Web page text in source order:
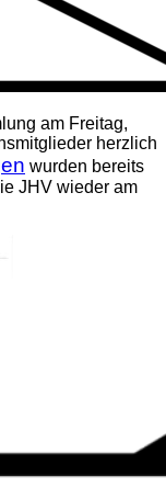
am Freitag,
herzlich
wurden bereits
JHV wieder am